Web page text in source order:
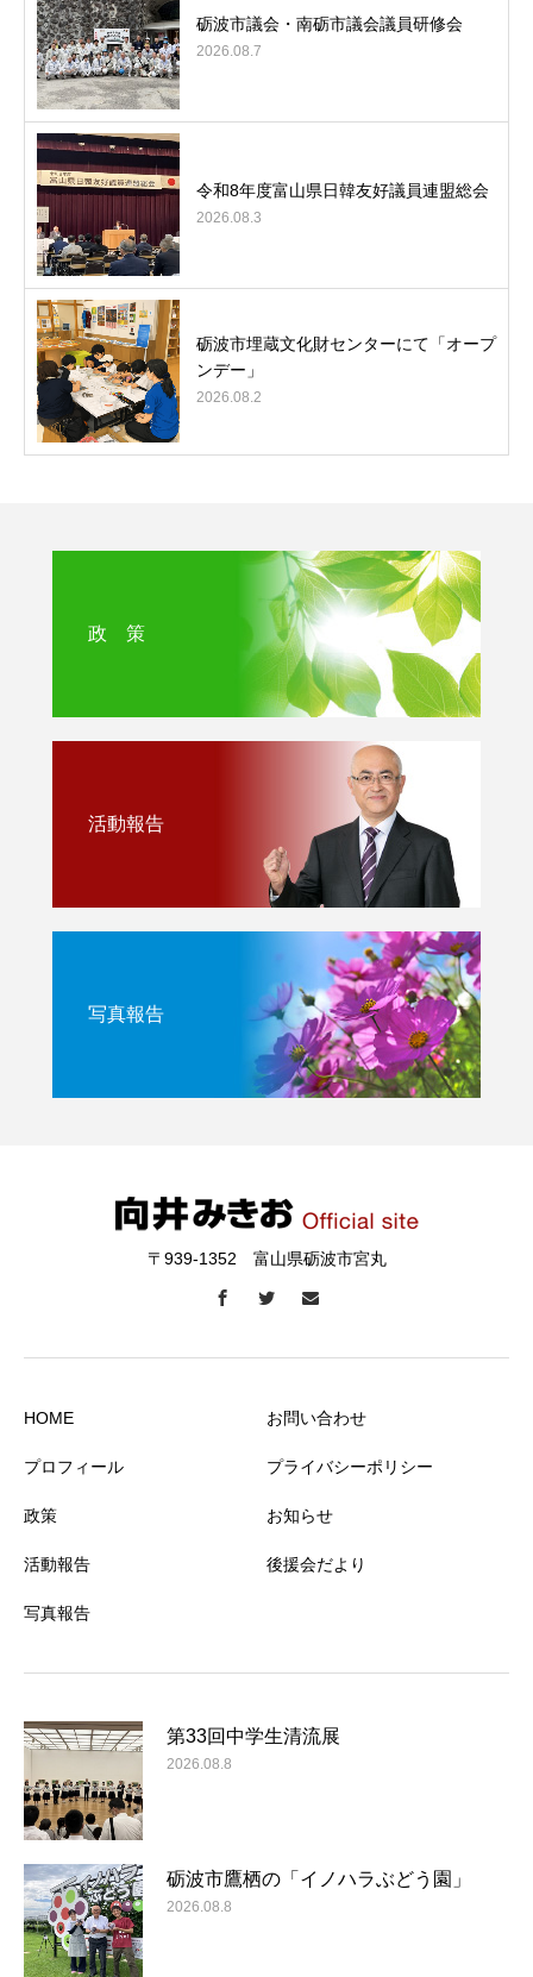
砺波市議会・南砺市議会議員研修会
2026.08.7
令和8年度富山県日韓友好議員連盟総会
2026.08.3
砺波市埋蔵文化財センターにて「オープ
ンデー」
2026.08.2
政 策
活動報告
写真報告
〒939-1352 富山県砺波市宮丸
HOME
プロフィール
政策
活動報告
写真報告
お問い合わせ
プライバシーポリシー
お知らせ
後援会だより
第33回中学生清流展
2026.08.8
砺波市鷹栖の「イノハラぶどう園」
2026.08.8